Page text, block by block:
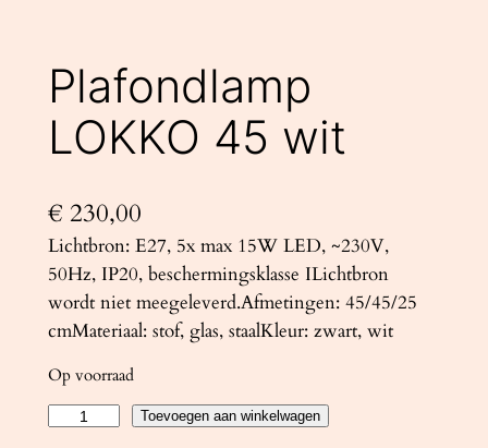
Plafondlamp
LOKKO 45 wit
€ 230,00
Lichtbron: E27, 5x max 15W LED, ~230V,
50Hz, IP20, beschermingsklasse ILichtbron
wordt niet meegeleverd.Afmetingen: 45/45/25
cmMateriaal: stof, glas, staalKleur: zwart, wit
Op voorraad
Toevoegen aan winkelwagen